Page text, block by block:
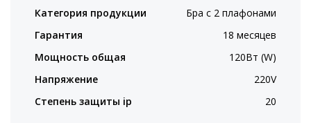
Категория продукции
Бра с 2 плафонами
Гарантия
18 месяцев
Мощность общая
120Вт (W)
Напряжение
220V
Степень защиты ip
20